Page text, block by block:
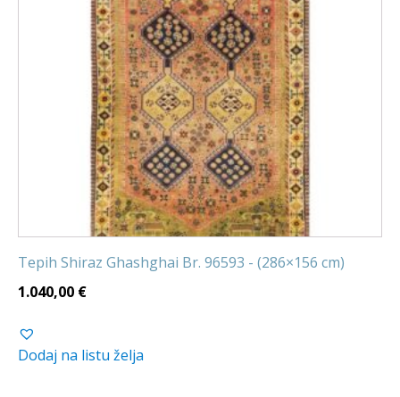
Tepih Shiraz Ghashghai Br. 96593 - (286×156 cm)
1.040,00 €
Dodaj na listu želja